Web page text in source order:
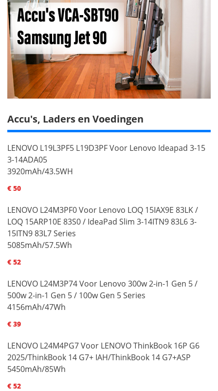
Accu's, Laders en Voedingen
LENOVO L19L3PF5 L19D3PF Voor Lenovo Ideapad 3-15
3-14ADA05
3920mAh/43.5WH
€ 50
LENOVO L24M3PF0 Voor Lenovo LOQ 15IAX9E 83LK /
LOQ 15ARP10E 83S0 / IdeaPad Slim 3-14ITN9 83L6 3-
15ITN9 83L7 Series
5085mAh/57.5Wh
€ 52
LENOVO L24M3P74 Voor Lenovo 300w 2-in-1 Gen 5 /
500w 2-in-1 Gen 5 / 100w Gen 5 Series
4156mAh/47Wh
€ 39
LENOVO L24M4PG7 Voor LENOVO ThinkBook 16P G6
2025/ThinkBook 14 G7+ IAH/ThinkBook 14 G7+ASP
5450mAh/85Wh
€ 52